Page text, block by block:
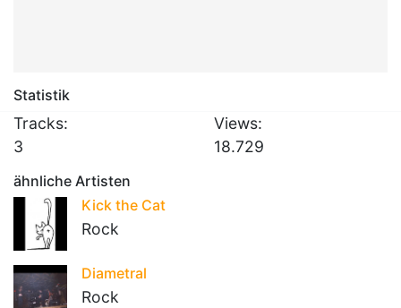
Statistik
Tracks:
3
Views:
18.729
ähnliche Artisten
Kick the Cat
Rock
Diametral
Rock